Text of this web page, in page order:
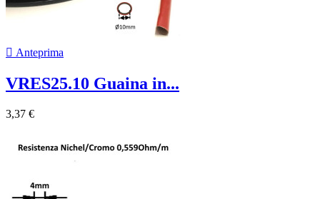
 Anteprima
VRES25.10 Guaina in...
3,37 €